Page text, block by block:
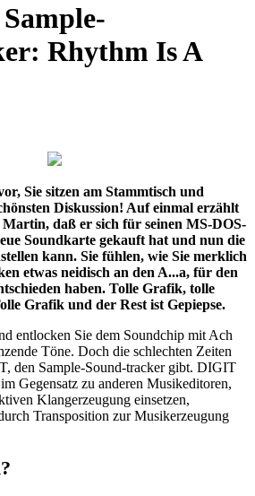
Rhythm Is A
Sie sitzen am Stammtisch und
Diskussion! Auf einmal erzählt
daß er sich für seinen MS-DOS-
Soundkarte gekauft hat und nun die
kann. Sie fühlen, wie Sie merklich
etwas neidisch an den A...a, für den
haben. Tolle Grafik, tolle
Grafik und der Rest ist Gepiepse.
entlocken Sie dem Soundchip mit Ach
Töne. Doch die schlechten Zeiten
den Sample-Sound-tracker gibt. DIGIT
Gegensatz zu anderen Musikeditoren,
Klangerzeugung einsetzen,
Transposition zur Musikerzeugung